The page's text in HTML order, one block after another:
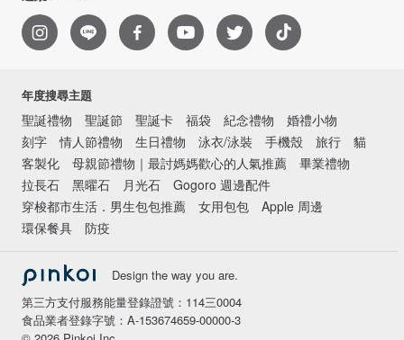
年度搜尋主題
聖誕禮物 聖誕節 聖誕卡 福袋 紀念禮物
婚禮小物
刻字
情人節禮物 生日禮物 泳衣/泳裝 手機殼 旅行
貓
客製化
母親節禮物｜最討媽媽歡心的人氣推薦
畢業禮物
拉長石
黑曜石 月光石
Gogoro 週邊配件
穿梭都市生活．男生包包推薦
女用包包
Apple 周邊
環保餐具
防疫
Design the way you are.
第三方支付服務能量登錄證號：114三0004
食品業者登錄字號：A-153674659-00000-3